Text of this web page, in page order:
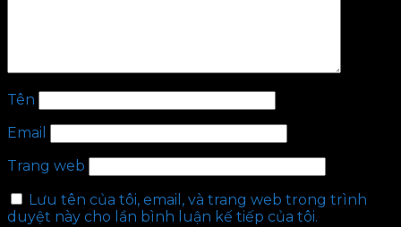
Tên
Email
Trang web
Lưu tên của tôi, email, và trang web trong trình
duyệt này cho lần bình luận kế tiếp của tôi.